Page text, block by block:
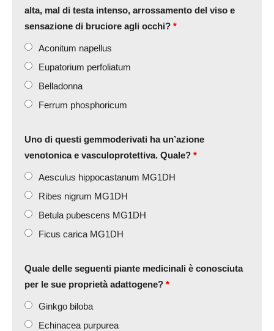
alta, mal di testa intenso, arrossamento del viso e
sensazione di bruciore agli occhi? *
Aconitum napellus
Eupatorium perfoliatum
Belladonna
Ferrum phosphoricum
Uno di questi gemmoderivati ha un’azione
venotonica e vasculoprotettiva. Quale? *
Aesculus hippocastanum MG1DH
Ribes nigrum MG1DH
Betula pubescens MG1DH
Ficus carica MG1DH
Quale delle seguenti piante medicinali è conosciuta
per le sue proprietà adattogene? *
Ginkgo biloba
Echinacea purpurea